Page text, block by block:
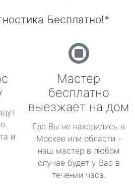
Бесплатно!*
и
Мастер
бесплатно
выезжает на дом
Где Вы не находились в
Москве или области -
наш мастер в любом
случае будет у Вас в
течении часа.